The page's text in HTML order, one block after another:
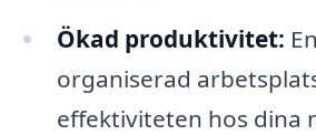
Ökad produktivitet:
organiserad
effektiviteten hos dina